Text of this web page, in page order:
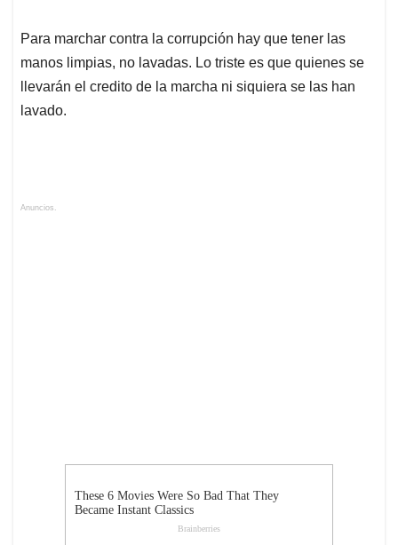
Para marchar contra la corrupción hay que tener las
manos limpias, no lavadas. Lo triste es que quienes se
llevarán el credito de la marcha ni siquiera se las han
lavado.
Anuncios.